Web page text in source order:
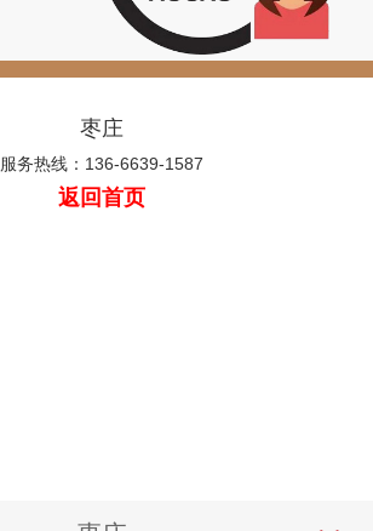
枣庄
服务热线：136-6639-1587
返回首页